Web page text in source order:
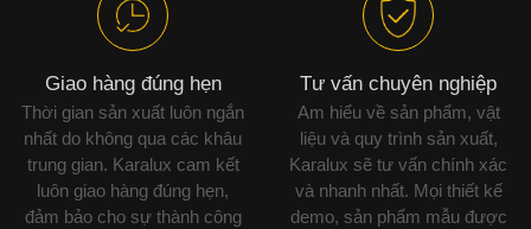
Giao hàng đúng hẹn
Thời gian sản xuất luôn ngắn
nhất do không qua các khâu
trung gian. Karalux cam kết
luôn giao hàng đúng hẹn,
đảm bảo cho sự thành công
Tư vấn chuyên nghiệp
Am hiểu về sản phẩm, vật
liệu và quy trình sản xuất,
Karalux sẽ tư vấn chính xác
và nhanh nhất. Mọi thiết kế
demo, sản phẩm mẫu được